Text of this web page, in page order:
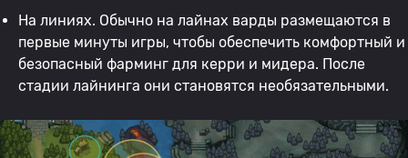
На линиях. Обычно на лайнах варды размещаются в
первые минуты игры, чтобы обеспечить комфортный и
безопасный фарминг для керри и мидера. После
стадии лайнинга они становятся необязательными.